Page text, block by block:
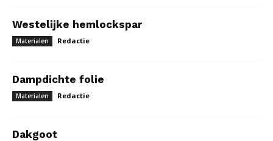
Westelijke hemlockspar
Materialen Redactie
Dampdichte folie
Materialen Redactie
Dakgoot